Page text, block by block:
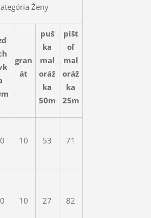
Ženy
gran
át
puš
ka
mal
oráž
ka
50m
pišt
oľ
mal
oráž
ka
25m
10 53 71
10 27 82